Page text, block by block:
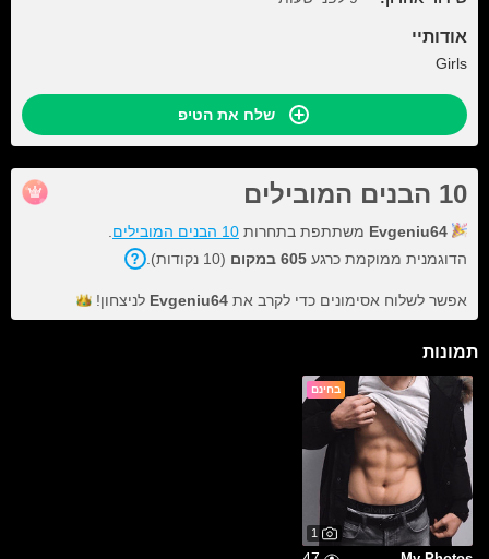
אודותיי
Girls
שלח את הטיפ
10 הבנים המובילים
Evgeniu64 משתתפת בתחרות 10 הבנים המובילים
הדוגמנית ממוקמת כרגע 605 במקום (10 נקודות).
אפשר לשלוח אסימונים כדי לקרב את Evgeniu64 לניצחון!
תמונות
בחינם
1